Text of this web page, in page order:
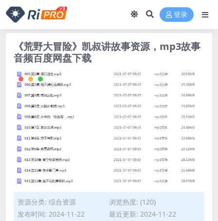
登录
《荒野大冒险》凯叔讲故事资源，mp3故事
音频百度网盘下载
资源分类: 综合资源
浏览热度: (120)
发布时间: 2024-11-22
最近更新: 2024-11-22